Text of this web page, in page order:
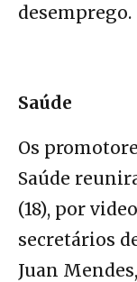
desemprego.
Saúde
Os
Saúde
(18), por
secretários
Juan